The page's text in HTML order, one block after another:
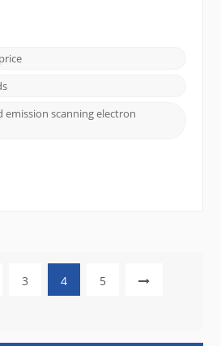
de materiales, la investigación
mayor resolución y precisión,
en la herramienta
de vanguardia. Cre...
scanning electron
3 4 5